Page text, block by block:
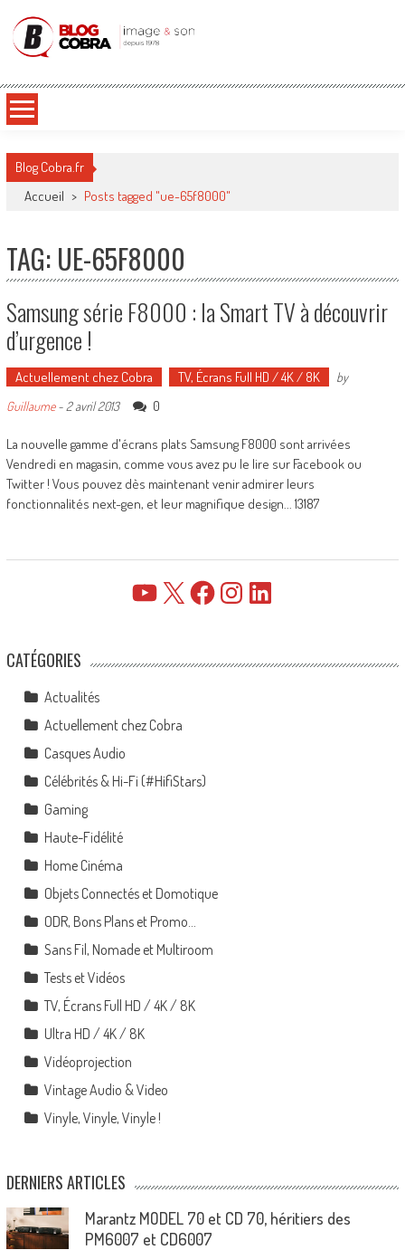
Blog Cobra
Blog Cobra.fr
Accueil > Posts tagged "ue-65f8000"
TAG: UE-65F8000
Samsung série F8000 : la Smart TV à découvrir
d’urgence !
Actuellement chez Cobra TV, Écrans Full HD / 4K / 8K
by
Guillaume- 2 avril 2013 0
La nouvelle gamme d'écrans plats Samsung F8000 sont arrivées
Vendredi en magasin, comme vous avez pu le lire sur Facebook ou
Twitter ! Vous pouvez dès maintenant venir admirer leurs
fonctionnalités next-gen, et leur magnifique design... 13187
YouTube FacebookInstagramLinkedIn
CATÉGORIES
Actualités
Actuellement chez Cobra
Casques Audio
Célébrités & Hi-Fi (#HifiStars)
Gaming
Haute-Fidélité
Home Cinéma
Objets Connectés et Domotique
ODR, Bons Plans et Promo…
Sans Fil, Nomade et Multiroom
Tests et Vidéos
TV, Écrans Full HD / 4K / 8K
Ultra HD / 4K / 8K
Vidéoprojection
Vintage Audio & Video
Vinyle, Vinyle, Vinyle !
DERNIERS ARTICLES
Marantz MODEL 70 et CD 70, héritiers des
PM6007 et CD6007